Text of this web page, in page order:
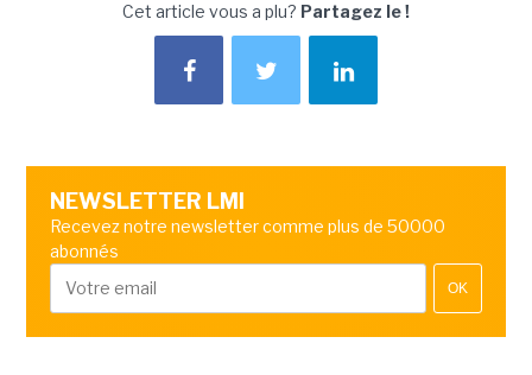
Cet article vous a plu? Partagez le !
NEWSLETTER LMI
Recevez notre newsletter comme plus de 50000
abonnés
OK